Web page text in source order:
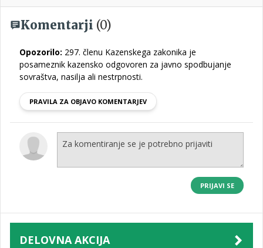
Komentarji (0)
Opozorilo: 297. členu Kazenskega zakonika je
posameznik kazensko odgovoren za javno spodbujanje
sovraštva, nasilja ali nestrpnosti.
PRAVILA ZA OBJAVO KOMENTARJEV
PRIJAVI SE
DELOVNA AKCIJA